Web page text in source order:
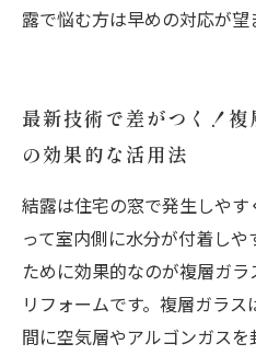
露で悩む方は早めの対応が望
最新技術で差がつく！
の効果的な活用法
結露は住宅の窓で発生しや
って室内側に水分が付着し
ために効果的なのが複層ガ
リフォームです。複層ガラス
間に空気層やアルゴンガス